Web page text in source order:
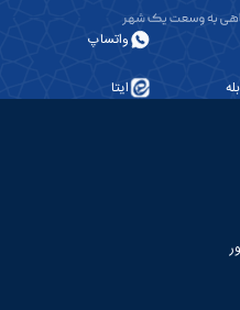
واتساپ
ایتا